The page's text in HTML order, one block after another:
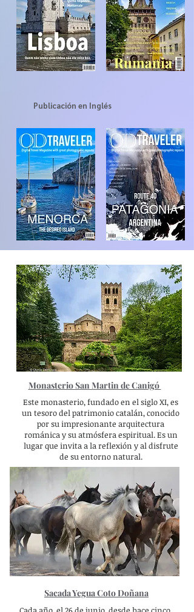
Publicación en Inglés
Monasterio San Martin de Canigó
Este monasterio, fundado en el siglo XI, es
un tesoro del patrimonio catalán, conocido
por su impresionante arquitectura
románica y su atmósfera espiritual. Es un
lugar que invita a la reflexión y al disfrute
de su entorno natural.
Sacada Yegua Coto Doñana